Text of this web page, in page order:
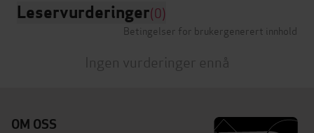
Leservurderinger(0)
Betingelser for brukergenerert innhold
Ingen vurderinger ennå
OM OSS